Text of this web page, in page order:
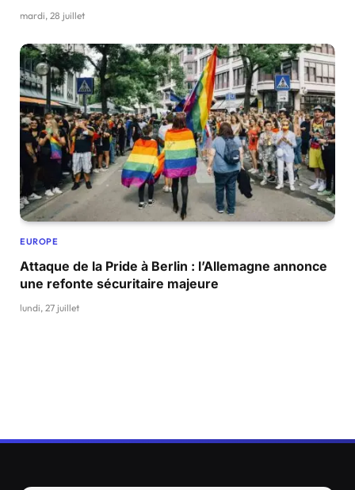
mardi, 28 juillet
EUROPE
Attaque de la Pride à Berlin : l’Allemagne annonce
une refonte sécuritaire majeure
lundi, 27 juillet